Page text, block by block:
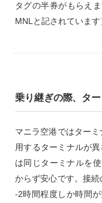
タグの半券がもらえ
MNLと記されています
乗り継ぎの際、タ
マニラ空港ではター
用するターミナルが
は同じターミナルを
からず安心です。接
-2時間程度しか時間